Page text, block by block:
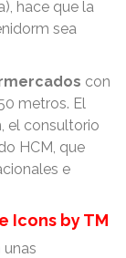
hace que la
sea
con
metros. El
el consultorio
HCM, que
e
Icons by TM